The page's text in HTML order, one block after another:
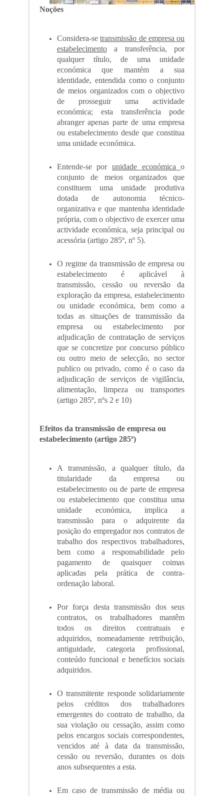
Noções
Considera-setransmissão de empresa ou
estabelecimentoa transferência, por
qualquer título, de uma unidade
económica que mantém a sua
identidade, entendida como o conjunto
de meios organizados com o objectivo
de prosseguir uma actividade
económica; esta transferência pode
abranger apenas parte de uma empresa
ou estabelecimento desde que constitua
uma unidade económica.
Entende-se por unidade económicao
conjunto de meios organizados que
constituem uma unidade produtiva
dotada de autonomia técnico-
organizativa e que mantenha identidade
própria, com o objectivo de exercer uma
actividade económica, seja principal ou
acessória (artigo 285º, nº 5).
O regime da transmissão de empresa ou
estabelecimento é aplicável à
transmissão, cessão ou reversão da
exploração da empresa, estabelecimento
ou unidade económica, bem como a
todas as situações de transmissão da
empresa ou estabelecimento por
adjudicação de contratação de serviços
que se concretize por concurso público
ou outro meio de selecção, no sector
publico ou privado, como é o caso da
adjudicação de serviços de vigilância,
alimentação, limpeza ou transportes
(artigo 285º, nºs 2 e 10)
Efeitos da transmissão de empresa ou
estabelecimento (artigo 285º)
A transmissão, a qualquer título, da
titularidade da empresa ou
estabelecimento ou de parte de empresa
ou estabelecimento que constitua uma
unidade económica, implica a
transmissão para o adquirente da
posição do empregador nos contratos de
trabalho dos respectivos trabalhadores,
bem como a responsabilidade pelo
pagamento de quaisquer coimas
aplicadas pela prática de contra-
ordenação laboral.
Por força desta transmissão dos seus
contratos, os trabalhadores mantêm
todos os direitos contratuais e
adquiridos, nomeadamente retribuição,
antiguidade, categoria profissional,
conteúdo funcional e benefícios sociais
adquiridos.
O transmitente responde solidariamente
pelos créditos dos trabalhadores
emergentes do contrato de trabalho, da
sua violação ou cessação, assim como
pelos encargos sociais correspondentes,
vencidos até à data da transmissão,
cessão ou reversão, durantes os dois
anos subsequentes a esta.
Em caso de transmissão de média ou